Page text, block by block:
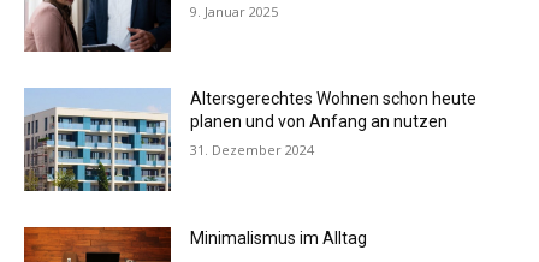
9. Januar 2025
Altersgerechtes Wohnen schon heute
planen und von Anfang an nutzen
31. Dezember 2024
Minimalismus im Alltag